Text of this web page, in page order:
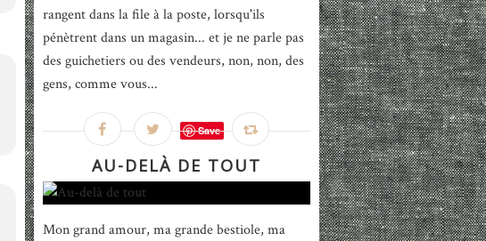
rangent dans la file à la poste, lorsqu'ils
pénètrent dans un magasin... et je ne parle pas
des guichetiers ou des vendeurs, non, non, des
gens, comme vous...
Save
AU-DELÀ DE TOUT
Mon grand amour, ma grande bestiole, ma